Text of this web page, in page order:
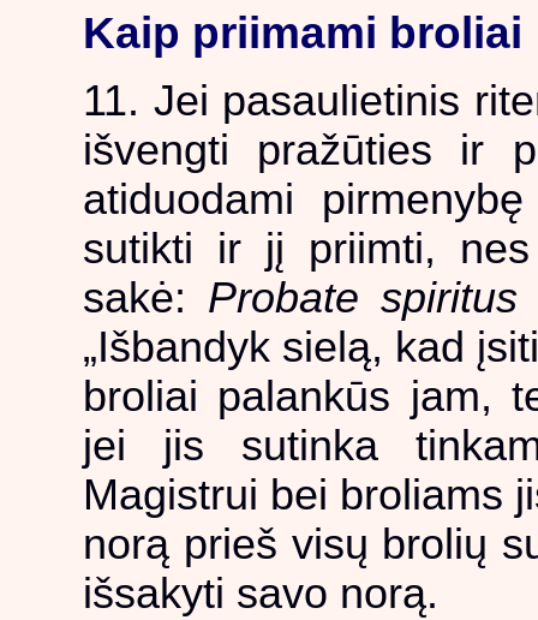
Kaip priimami broliai
11. Jei pasaulietinis
išvengti pražūties ir
atiduodami
sutikti ir jį priimti,
sakė: Probate
„Išbandyk sielą, kad
broliai palankūs jam,
jei jis sutinka
Magistrui bei broliams
norą prieš visų brolių
išsakyti savo norą.